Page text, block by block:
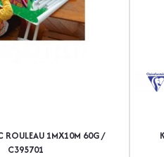
ROULEAU 1MX10M 60G /
C395701